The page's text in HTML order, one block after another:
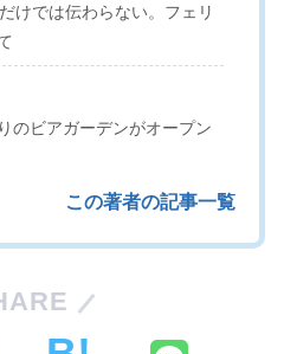
けでは伝わらない。フェリ
のビアガーデンがオープン
この著者の記事一覧